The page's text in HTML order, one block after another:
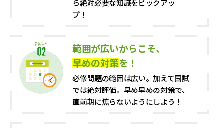
ら絶対必要な知識をピックアッ
プ！
範囲が広いからこそ、
早めの対策を！
必修問題の範囲は広い。 加えて国試
では絶対評価。 早め早めの対策で、
直前期に焦らないようにしよう！